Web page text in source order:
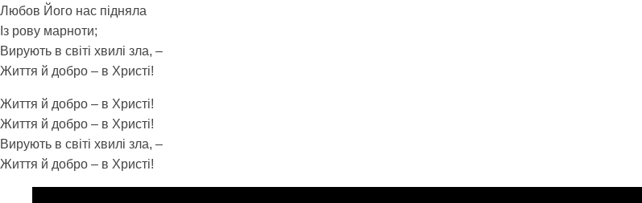
Любов Його нас підняла
Із рову марноти;
Вирують в світі хвилі зла, –
Життя й добро – в Христі!
Життя й добро – в Христі!
Життя й добро – в Христі!
Вирують в світі хвилі зла, –
Життя й добро – в Христі!